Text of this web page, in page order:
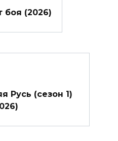
боя (2026)
Русь (сезон 1)